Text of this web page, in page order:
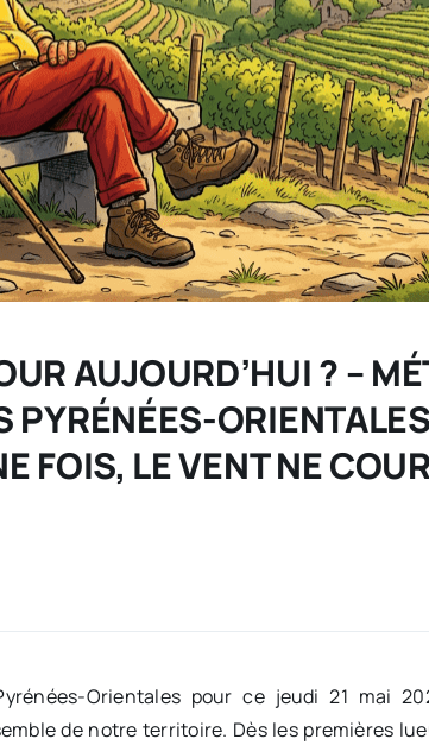
AUJOURD’HUI ? –
PYRÉNÉES-
FOIS, LE VENT NE
Orientales pour ce jeudi 21 mai
de notre territoire. Dès les premières